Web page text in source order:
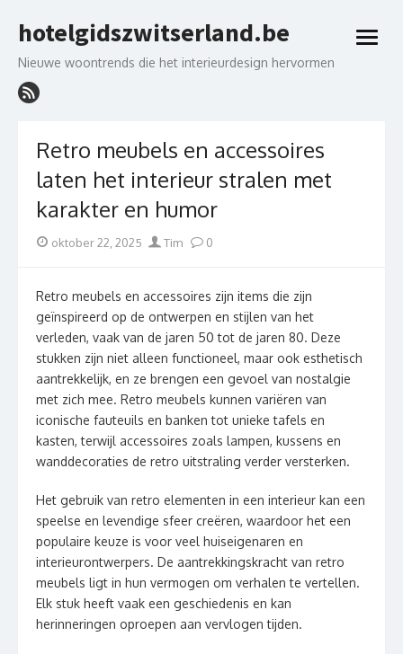
to
hotelgidszwitserland.be
Nieuwe woontrends die het interieurdesign hervormen
open
Retro meubels en accessoires
laten het interieur stralen met
karakter en humor
Posted
oktober 22, 2025 Author
Tim 0
Retro meubels en accessoires zijn items die zijn
geïnspireerd op de ontwerpen en stijlen van het
verleden, vaak van de jaren 50 tot de jaren 80. Deze
stukken zijn niet alleen functioneel, maar ook esthetisch
aantrekkelijk, en ze brengen een gevoel van nostalgie
met zich mee. Retro meubels kunnen variëren van
iconische fauteuils en banken tot unieke tafels en
kasten, terwijl accessoires zoals lampen, kussens en
wanddecoraties de retro uitstraling verder versterken.
Het gebruik van retro elementen in een interieur kan een
speelse en levendige sfeer creëren, waardoor het een
populaire keuze is voor veel huiseigenaren en
interieurontwerpers. De aantrekkingskracht van retro
meubels ligt in hun vermogen om verhalen te vertellen.
Elk stuk heeft vaak een geschiedenis en kan
herinneringen oproepen aan vervlogen tijden.